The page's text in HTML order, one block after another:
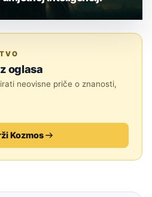
oglasa
neovisne priče o znanosti,
Kozmos